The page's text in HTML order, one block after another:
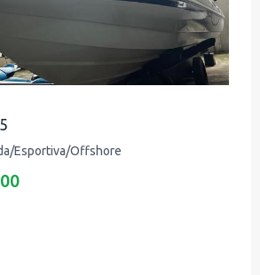
Esportiva/Offshore